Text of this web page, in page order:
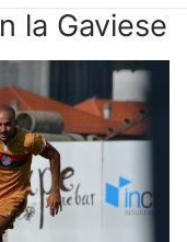
la Gaviese